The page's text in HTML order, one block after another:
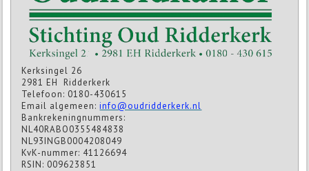
Kerksingel 26
2981 EH Ridderkerk
Telefoon: 0180-430615
Email algemeen:info@oudridderkerk.nl
Bankrekeningnummers:
NL40RABO0355484838
NL93INGB0004208049
KvK-nummer: 41126694
RSIN: 009623851